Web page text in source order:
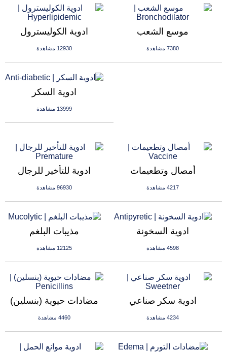
ادوية الكوليسترول
12930 مشاهدة
موسع الشعب
7380 مشاهدة
ادوية السكر
13999 مشاهدة
ادوية للتأخير للرجال
96930 مشاهدة
أمصال وتطعيمات
4217 مشاهدة
مذيبات البلغم
12125 مشاهدة
ادوية السخونة
4598 مشاهدة
مضادات حيوية (بنسلين)
4460 مشاهدة
ادوية سكر صناعي
4234 مشاهدة